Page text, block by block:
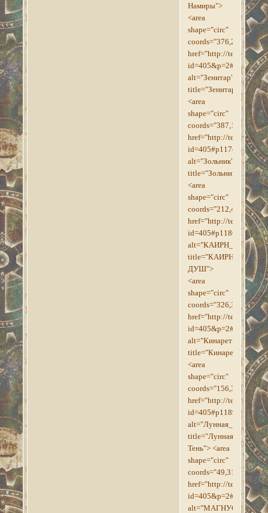
Намиры">
<area
shape="circ"
coords="376,270,17"
href="http://
id=405&p=2#p1196"
alt="Зенитар"
title="Зенитар">
<area
shape="circ"
coords="387,167,17"
href="http://
id=405#p1174"
alt="Зольник"
title="Зольник">
<area
shape="circ"
coords="212,490,9"
href="http://
id=405#p1186"
alt="КАИРН_ДУШ"
title="КАИРН
ДУШ">
<area
shape="circ"
coords="326,392,17"
href="http://
id=405&p=2#p1199"
alt="Кинарет"
title="Кинарет">
<area
shape="circ"
coords="156,319,18"
href="http://
id=405#p1189"
alt="Лунная_Тень"
title="Лунная
Тень"> <area
shape="circ"
coords="49,318,16"
href="http://
id=405&p=2#p1201"
alt="МАГНУС"